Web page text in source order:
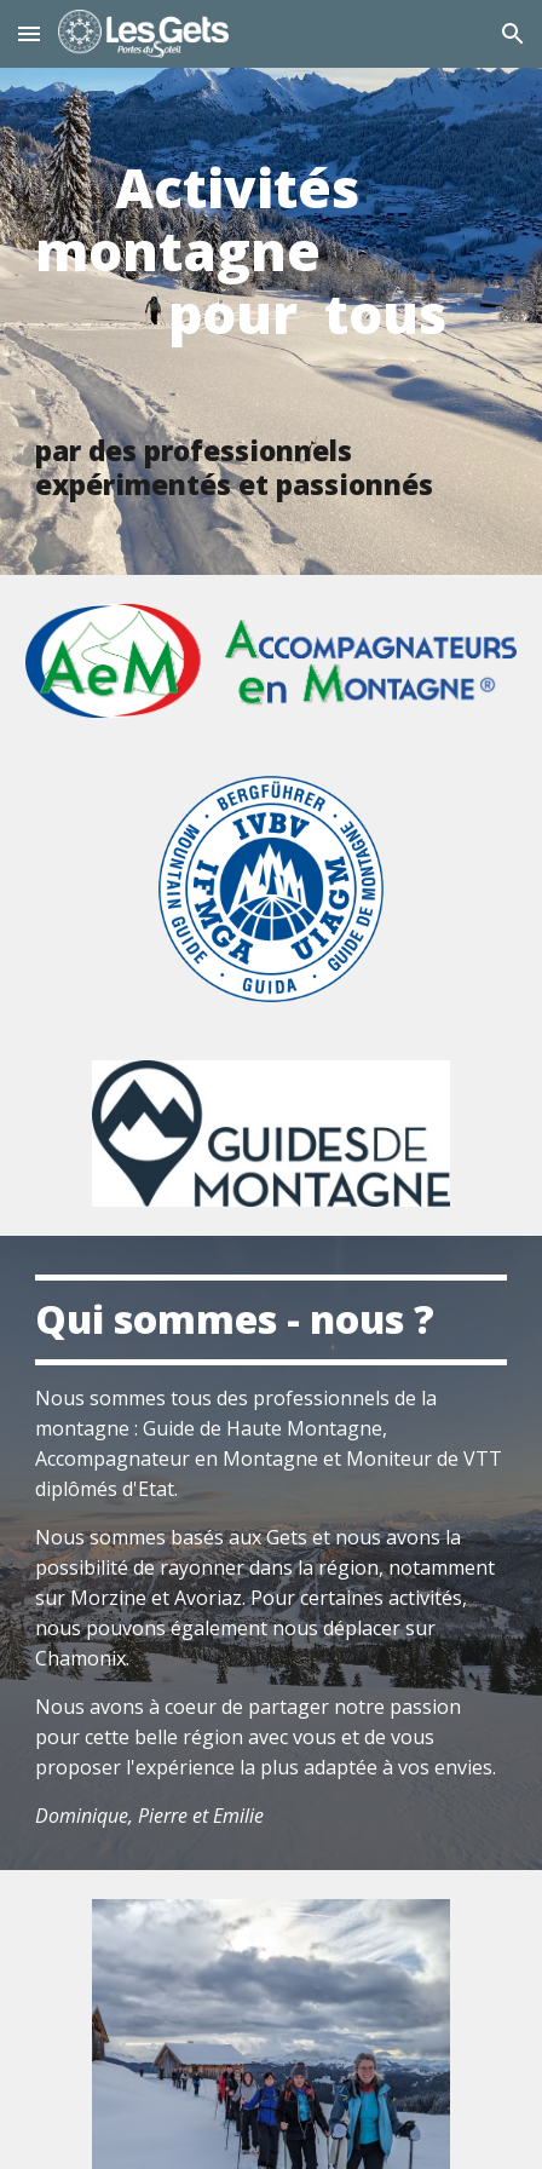
Skip to main content Skip to navigation
Activités
montagne
pour tous
par des professionnels
expérimentés et passionnés
Qui sommes - nous ?
Nous sommes tous des professionnels de la
montagne : Guide de Haute Montagne,
Accompagnateur en Montagne et Moniteur de VTT
diplômés d'Etat.
Nous sommes basés aux Gets et nous avons la
possibilité de rayonner dans la région, notamment
sur Morzine et Avoriaz. Pour certaines activités,
nous pouvons également nous déplacer sur
Chamonix.
Nous avons à coeur de partager notre passion
pour cette belle région avec vous et de vous
proposer l'expérience la plus adaptée à vos envies.
Dominique, Pierre et Emilie